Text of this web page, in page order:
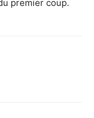
premier coup.